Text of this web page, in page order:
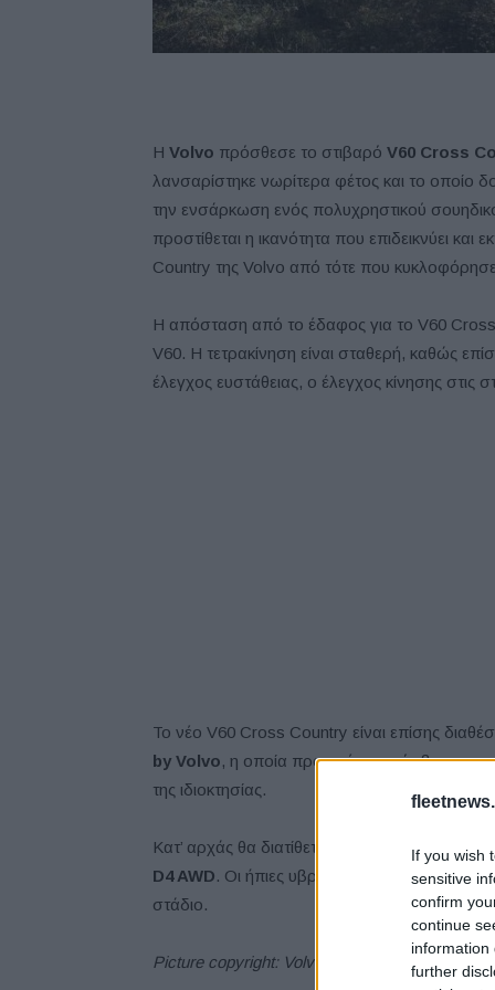
If you wish
sensitive
confirm
continue
information
further
Η Volvo πρόσθεσε το στιβαρό V60 Cross
λανσαρίστηκε νωρίτερα φέτος και το οποίο
την ενσάρκωση ενός πολυχρηστικού
προστίθεται η ικανότητα που επιδεικνύει
Country της Volvo από τότε που
Η απόσταση από το έδαφος για το V60 Cross
V60. Η τετρακίνηση είναι σταθερή, καθώς
έλεγχος ευστάθειας, ο έλεγχος κίνησης στις
Το νέο V60 Cross Country είναι επίσης
by Volvo, η οποία προσφέρει πρόσβαση στο
της ιδιοκτησίας.
Κατ’ αρχάς θα διατίθεται με τον κινητήρα
D4 AWD. Οι ήπιες υβριδικές και plug-in
στάδιο.
Picture copyright: Volvo Cars, 2018